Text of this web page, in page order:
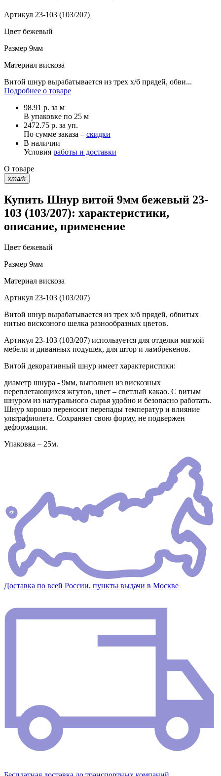
Артикул 23-103 (103/207)
Цвет бежевый
Размер 9мм
Материал вискоза
Витой шнур вырабатывается из трех х/б прядей, обви...
Подробнее о товаре
98.91 р. за м
В упаковке по 25 м
2472.75 р. за уп.
По сумме заказа – скидки
В наличии
Условия работы и доставки
О товаре
xmark
Купить Шнур витой 9мм бежевый 23-
103 (103/207): характеристики,
описание, применение
Цвет бежевый
Размер 9мм
Материал вискоза
Артикул 23-103 (103/207)
Витой шнур вырабатывается из трех х/б прядей, обвитых
нитью вискозного шелка разнообразных цветов.
Артикул 23-103 (103/207) используется для отделки мягкой
мебели и диванных подушек, для штор и ламбрекенов.
Витой декоративный шнур имеет характеристики:
диаметр шнура - 9мм, выполнен из вискозных
переплетающихся жгутов, цвет – светлый какао. С витым
шнуром из натурального сырья удобно и безопасно работать.
Шнур хорошо переносит перепады температур и влияние
ультрафиолета. Сохраняет свою форму, не подвержен
деформации.
Упаковка – 25м.
Доставка по всей России, пункты выдачи в Москве